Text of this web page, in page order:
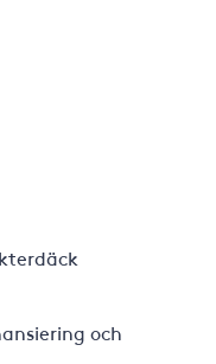
och